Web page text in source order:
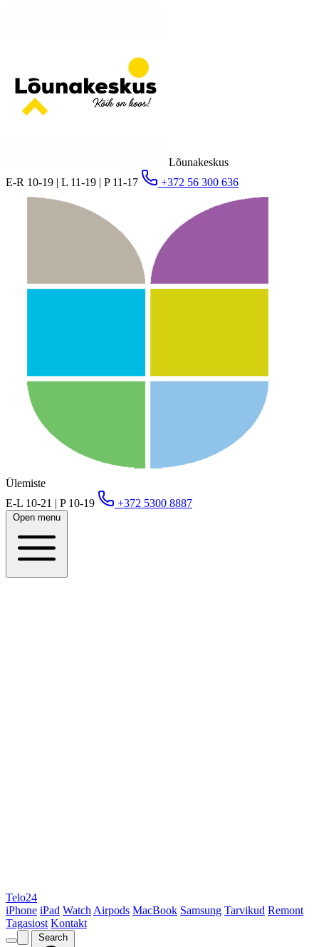
Lõunakeskus
E-R 10-19 | L 11-19 | P 11-17
+372 56 300 636
Ülemiste
E-L 10-21 | P 10-19
+372 5300 8887
Open menu
Telo24
iPhone iPad Watch Airpods MacBook Samsung Tarvikud Remont
Tagasiost Kontakt
Search